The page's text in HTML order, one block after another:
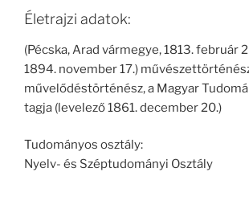
Életrajzi adatok:
(Pécska, Arad vármegye, 1813. február
1894. november 17.)
művelődéstörténész, a Magyar
tagja (levelező 1861. december 20.)
Tudományos osztály:
Nyelv- és Széptudományi Osztály